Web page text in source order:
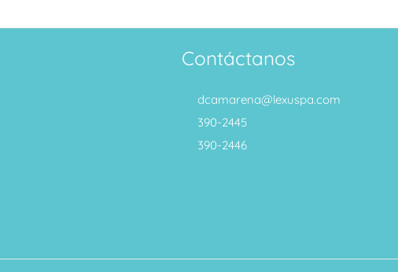
Contáctanos
dcamarena@lexuspa.com
390-2445
390-2446